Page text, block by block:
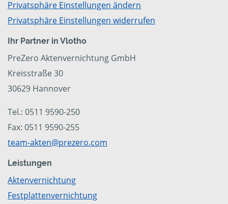
Privatsphäre Einstellungen ändern
Privatsphäre Einstellungen widerrufen
Ihr Partner in Vlotho
PreZero Aktenvernichtung GmbH
Kreisstraße 30
30629 Hannover
Tel.: 0511 9590-250
Fax: 0511 9590-255
team-akten@prezero.com
Leistungen
Aktenvernichtung
Festplattenvernichtung